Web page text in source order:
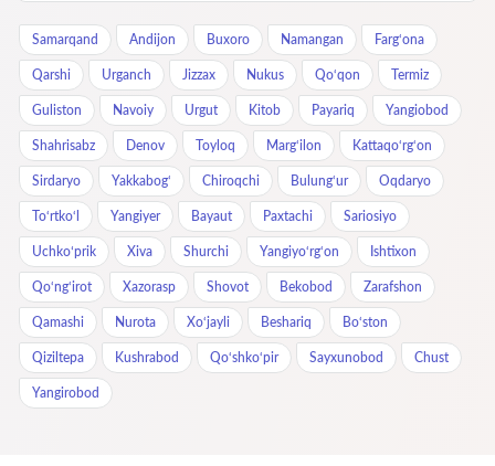
Samarqand Andijon Buxoro Namangan Farg‘ona
Qarshi Urganch Jizzax Nukus Qo‘qon Termiz
Guliston Navoiy Urgut Kitob Payariq Yangiobod
Shahrisabz Denov Toyloq Marg‘ilon Kattaqo‘rg‘on
Sirdaryo Yakkabog‘ Chiroqchi Bulung‘ur Oqdaryo
To‘rtko‘l Yangiyer Bayaut Paxtachi Sariosiyo
Uchkoʻprik Xiva Shurchi Yangiyo‘rg‘on Ishtixon
Qo‘ng‘irot Xazorasp Shovot Bekobod Zarafshon
Qamashi Nurota Xo‘jayli Beshariq Bo‘ston
Qiziltepa Kushrabod Qo‘shko‘pir Sayxunobod Chust
Yangirobod